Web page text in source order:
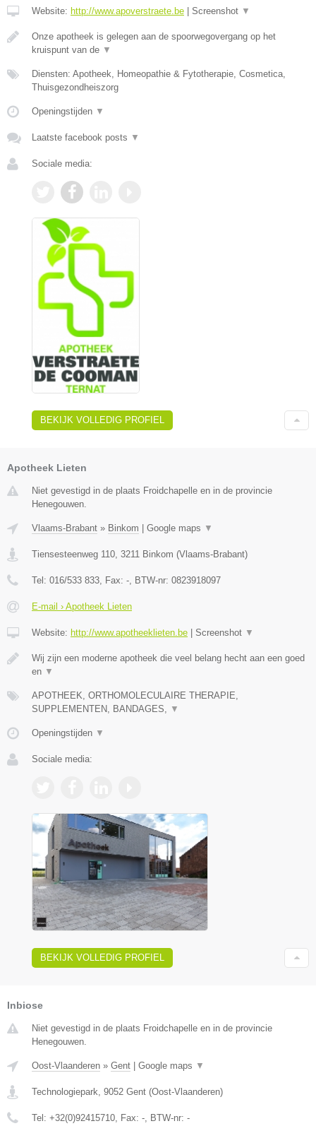
Website: http://www.apoverstraete.be Screenshot ▼
Onze apotheek is gelegen aan de spoorwegovergang op het
kruispunt van de ▼
Diensten: Apotheek, Homeopathie & Fytotherapie, Cosmetica,
Thuisgezondheiszorg
Openingstijden ▼
Laatste facebook posts ▼
Sociale media:
BEKIJK VOLLEDIG PROFIEL
Apotheek Lieten
Niet gevestigd in de plaats Froidchapelle en in de provincie
Henegouwen.
Vlaams-Brabant » Binkom Google maps ▼
Tiensesteenweg 110 3211 Binkom (Vlaams-Brabant)
Tel: 016/533 833 , Fax: - , BTW-nr: 0823918097
E-mail › Apotheek Lieten
Website: http://www.apotheeklieten.be Screenshot ▼
Wij zijn een moderne apotheek die veel belang hecht aan een goed
en ▼
APOTHEEK, ORTHOMOLECULAIRE THERAPIE,
SUPPLEMENTEN, BANDAGES,
▼
Openingstijden ▼
Sociale media:
BEKIJK VOLLEDIG PROFIEL
Inbiose
Niet gevestigd in de plaats Froidchapelle en in de provincie
Henegouwen.
Oost-Vlaanderen » Gent | Google maps ▼
Technologiepark 9052 Gent (Oost-Vlaanderen)
Tel: +32(0)92415710 , Fax: - , BTW-nr: -